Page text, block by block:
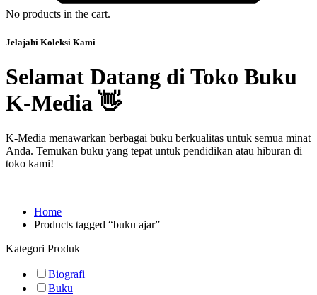
No products in the cart.
Jelajahi Koleksi Kami
Selamat Datang di Toko Buku
K-Media 👋
K-Media menawarkan berbagai buku berkualitas untuk semua minat
Anda. Temukan buku yang tepat untuk pendidikan atau hiburan di
toko kami!
Home
Products tagged “buku ajar”
Kategori Produk
Biografi
Buku